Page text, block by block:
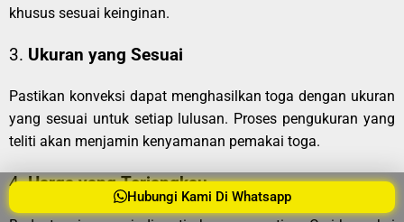
Hubungi Kami Di Whatsapp
khusus sesuai keinginan.
3. Ukuran yang Sesuai
Pastikan konveksi dapat menghasilkan toga dengan ukuran
yang sesuai untuk setiap lulusan. Proses pengukuran yang
teliti akan menjamin kenyamanan pemakai toga.
4.Harga yang Terjangkau